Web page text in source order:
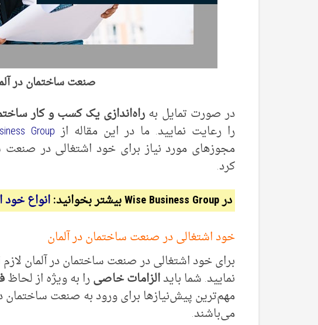
صنعت ساختمان در
در صورت تمایل بهراه‌اندازی یک کسب و کار
را رعایت نمایید. ما در این مقاله از Group
مجوزهای مورد نیاز برای خود اشتغالی در صنعت
کرد.
در Wise Business Group بیشتر بخوانید:
انواع خود
خود اشتغالی در صنعت ساختمان در آلمان
برای خود اشتغالی در صنعت ساختمان در آلمان
نمایید. شما بایدالزامات خاصیرا به ویژه از لحاظ
مهم‌ترین پیش‌نیازها برای ورود به صنعت ساختمان
می‌باشند.